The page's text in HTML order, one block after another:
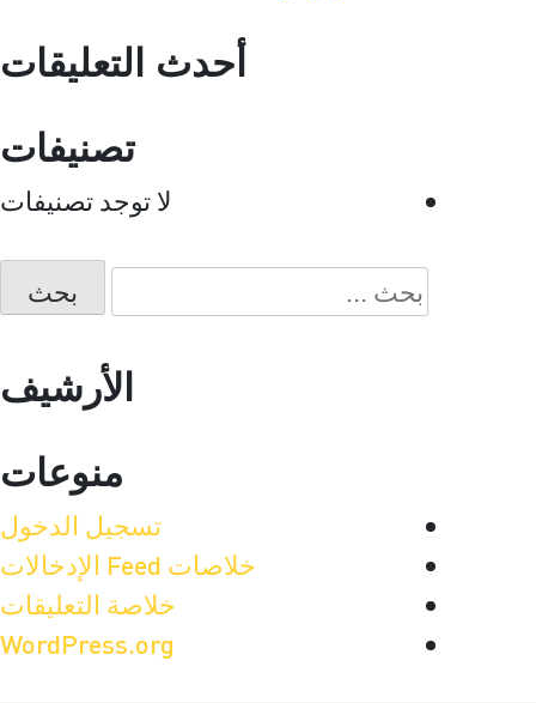
أحدث التعليقات
تصنيفات
لا توجد تصنيفات
البحث
عن:
الأرشيف
منوعات
تسجيل الدخول
خلاصات Feed الإدخالات
خلاصة التعليقات
WordPress.org